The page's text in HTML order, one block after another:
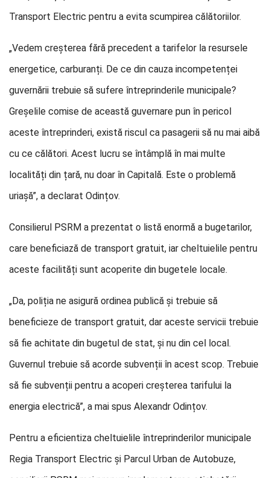
Transport Electric pentru a evita scumpirea călătoriilor.
„Vedem creșterea fără precedent a tarifelor la resursele
energetice, carburanți. De ce din cauza incompetenței
guvernării trebuie să sufere întreprinderile municipale?
Greșelile comise de această guvernare pun în pericol
aceste întreprinderi, există riscul ca pasagerii să nu mai aibă
cu ce călători. Acest lucru se întâmplă în mai multe
localități din țară, nu doar în Capitală. Este o problemă
uriașă”, a declarat Odințov.
Consilierul PSRM a prezentat o listă enormă a bugetarilor,
care beneficiază de transport gratuit, iar cheltuielile pentru
aceste facilități sunt acoperite din bugetele locale.
„Da, poliția ne asigură ordinea publică și trebuie să
beneficieze de transport gratuit, dar aceste servicii trebuie
să fie achitate din bugetul de stat, și nu din cel local.
Guvernul trebuie să acorde subvenții în acest scop. Trebuie
să fie subvenții pentru a acoperi creșterea tarifului la
energia electrică”, a mai spus Alexandr Odințov.
Pentru a eficientiza cheltuielile întreprinderilor municipale
Regia Transport Electric și Parcul Urban de Autobuze,